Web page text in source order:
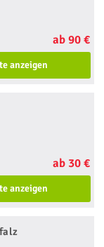
ab 90 €
anzeigen
ab 30 €
anzeigen